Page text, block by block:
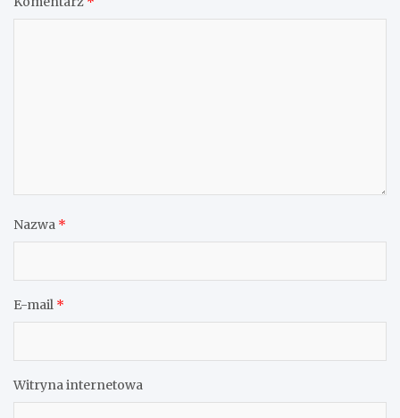
Nazwa *
E-mail *
Witryna internetowa